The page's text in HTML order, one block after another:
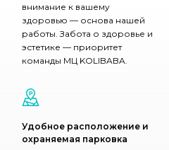
внимание к вашему
здоровью — основа нашей
работы. Забота о здоровье и
эстетике — приоритет
команды МЦ KOLIBABA.
Удобное расположение и
охраняемая парковка